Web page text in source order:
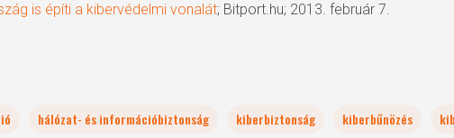
is építi a kibervédelmi vonalát; Bitport.hu; 2013. február 7.
hálózat- és információbiztonság kiberbiztonság kiberbűnözés